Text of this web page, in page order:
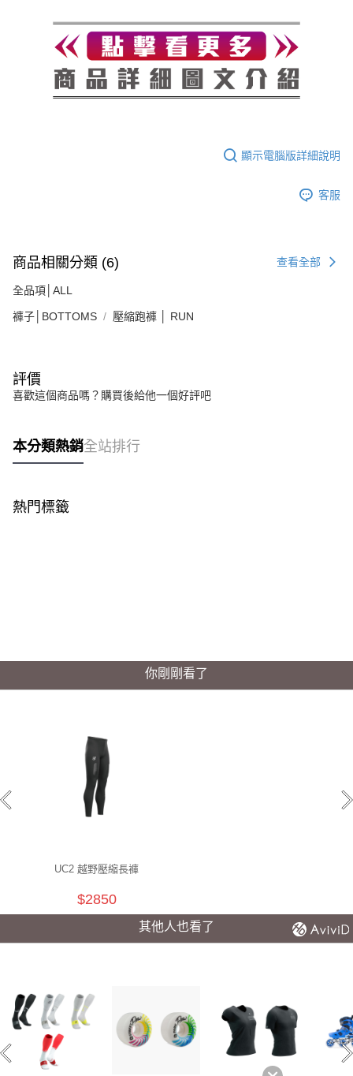
顯示電腦版詳細說明
客服
商品相關分類 (6) 查看全部
全品項│ALL
褲子│BOTTOMS 壓縮跑褲 │ RUN
評價
喜歡這個商品嗎？購買後給他一個好評吧
本分類熱銷全站排行
熱門標籤
你剛剛看了
UC2 越野壓縮長褲
$2850
其他人也看了